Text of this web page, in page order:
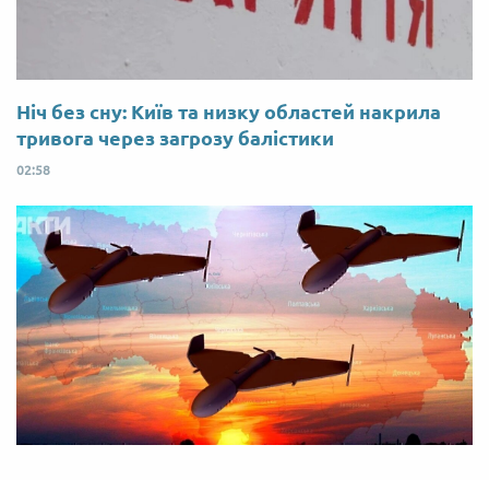
Ніч без сну: Київ та низку областей накрила
тривога через загрозу балістики
02:58